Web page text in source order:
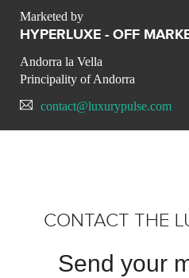
Marketed by
HYPERLUXE - OFF
Andorra la Vella
Principality of Andorra
contact@luxurypulse.com
CONTACT THE
Send your